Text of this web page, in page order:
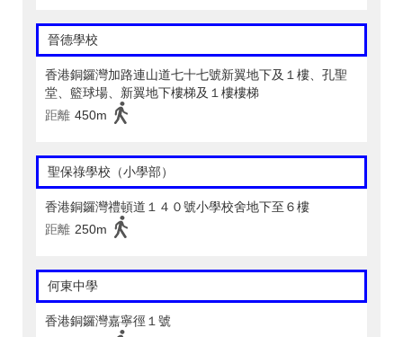
晉德學校
香港銅鑼灣加路連山道七十七號新翼地下及１樓、孔聖
堂、籃球場、新翼地下樓梯及１樓樓梯
距離 450m
聖保祿學校（小學部）
香港銅鑼灣禮頓道１４０號小學校舍地下至６樓
距離 250m
何東中學
香港銅鑼灣嘉寧徑１號